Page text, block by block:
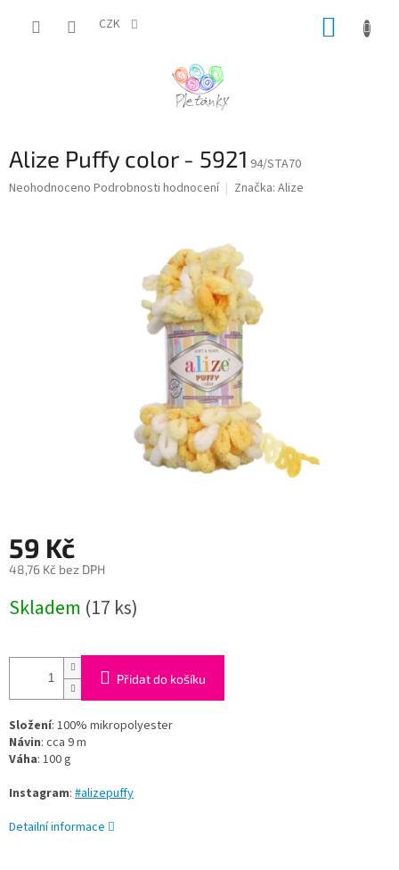
CZK
Alize Puffy color - 5921 94/STA70
Průměrné
Neohodnoceno Podrobnosti hodnocení Značka: Alize
59 Kč
48,76 Kč bez DPH
cena:
Skladem (17 ks)
Přidat do košíku
Složení: 100% mikropolyester
Návin: cca 9 m
Váha: 100 g
Instagram: #alizepuffy
Detailní informace